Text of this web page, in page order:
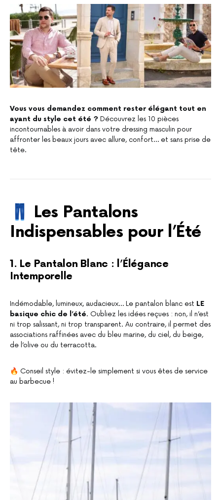
Vous vous demandez comment rester élégant tout en
ayant du style cet été ? Découvrez les 10 pièces
incontournables à avoir dans votre dressing masculin pour
affronter les beaux jours avec allure, confort… et sans prise de
tête.
👖 Les Pantalons
Indispensables pour l’Été
1. Le Pantalon Blanc : l’Élégance
Intemporelle
Indémodable, lumineux, audacieux… Le pantalon blanc est LE
basique chic de l’été. Oubliez les idées reçues : non, il n’est
ni trop salissant, ni trop transparent. Au contraire, il permet des
associations raffinées avec du bleu marine, du ciel, du beige,
de l’olive ou du terracotta.
🔥 Conseil style : évitez-le simplement si vous êtes de service
au barbecue !